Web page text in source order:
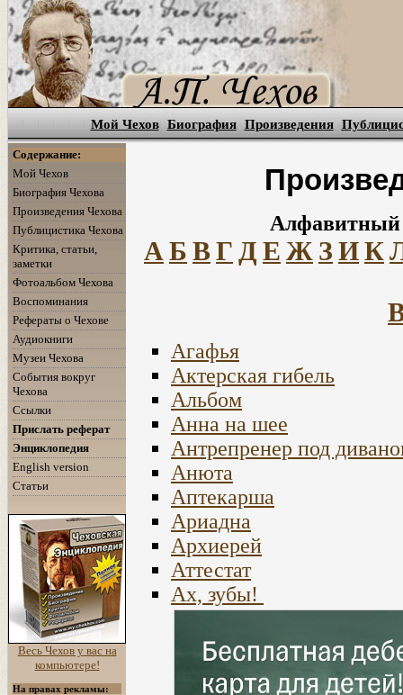
Мой Чехов Биография Произведения
Содержание:
Мой Чехов
Биография Чехова
Произведения Чехова
Публицистика Чехова
Критика, статьи,
заметки
Фотоальбом Чехова
Воспоминания
Рефераты о Чехове
Аудиокниги
Музеи Чехова
События вокруг
Чехова
Ссылки
Прислать реферат
Энциклопедия
English version
Статьи
Весь Чехов у вас на
компьютере!
На правах рекламы:
Алфавитный
А Б ВГ Д Е Ж З ИК
Агафья
Актерская гибель
Альбом
Анна на шее
Антрепренер под
Анюта
Аптекарша
Ариадна
Архиерей
Аттестат
Ах, зубы!